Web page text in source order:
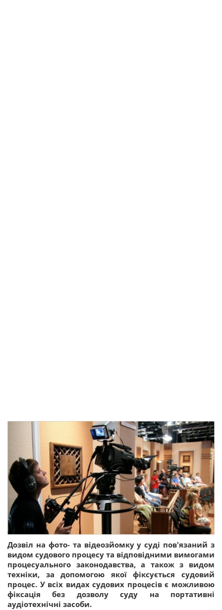
Дозвіл на фото- та відеозйомку у суді пов'язаний з
видом судового процесу та відповідними вимогами
процесуального законодавства, а також з видом
техніки, за допомогою якої фіксується судовий
процес. У всіх видах судових процесів є можливою
фіксація без дозволу суду на портативні
аудіотехнічні засоби.